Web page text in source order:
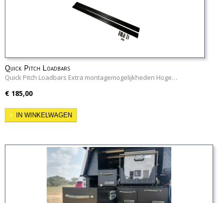
Quick Pitch Loadbars
Quick Pitch Loadbars Extra montagemogelijkheden Hoge…
€ 185,00
IN WINKELWAGEN